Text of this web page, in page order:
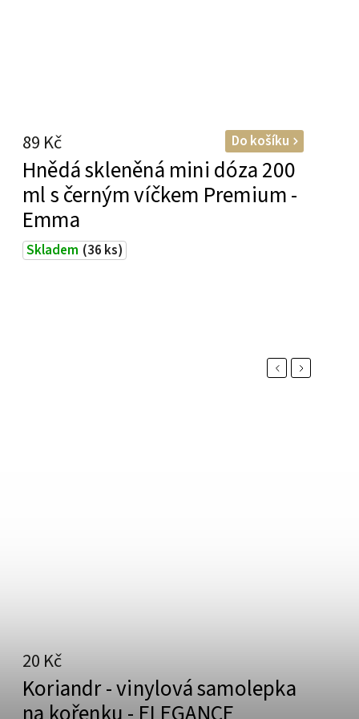
Hnědá skleněná mini dóza 200
ml s černým víčkem Premium -
Emma
Skladem (36 ks)
89 Kč Do košíku
Previous
Koriandr - vinylová samolepka
20 Kč
Next